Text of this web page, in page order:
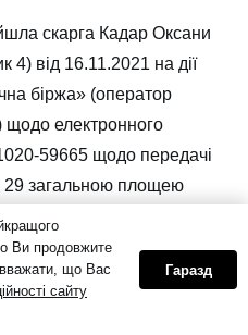
скарга Кадар Оксани
4) від 16.11.2021 на дії
біржа» (оператор
щодо електронного
59665 щодо передачі
29 загальною площею
адресою: Закарпатська
Тересва, вул. Народна,
Ви продовжите
що Вас
сайту
Гаразд